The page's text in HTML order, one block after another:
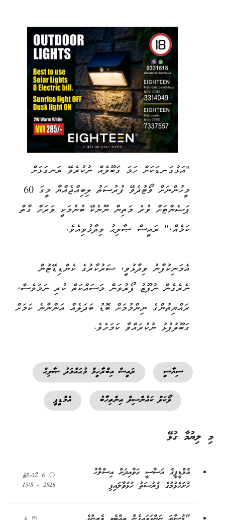
"އަޅުގަނޑަކަށް ހަމަ ގަބޫލެއް ނުކުރެވޭ ރަނގަޅަށް
މީހުންނަށް ވޯޓުދެވޭ ފުރުސަތު ލިބިއްޖެއްޔާ މީގަ 60
ޕަސެންޓަށް ވުރެ މަތިން ނޫނެކޭ ބުނުމަކީ ވަރަށް ގާތް
ކަމެއް،" ރައީސް ޞާލިޙު ވިދާޅުވިއެވެ.
އެމަނިކުފާނު ވިދާޅުވީ، ސަރުކާރުގެ ކެންޑިޑޭޓުން
ނެރެގެން ނުފޫޒު ފޯރުވަން މަސައްކަތް ކުރި ނަމަވެސް،
ރައްޔިތުންގެ ނިންމުމަށް ބޮޑު ބަދަލެއް އަންނާނެ ކަމަށް
ގަބޫލުފުޅު ނުކުރައްވާ ކަމަށެވެ.
ސިޔާސީ ރައީސް އިބްރާހީމް މުޙައްމަދު ޞާލިޙް
ލޯކަލް ކައުންސިލް އިންތިހާބު އެމްޑީޕީ
މި ލިޔުމާ ގުޅޭ
އެމްޑީޕީގެ އަސާސީ ގަވާއިދަށް އިސްލާހު
ހުށަހެޅުމުގެ ފުރުސަތު ހުޅުވާލައިފި
6 އޯގަސްޓު
2026 - 15:8